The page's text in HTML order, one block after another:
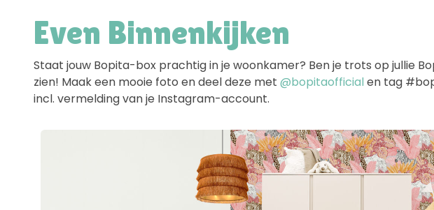
Even Binnenkijken
Staat jouw Bopita-box prachtig in je woonkamer? Ben je trots op jullie
zien! Maak een mooie foto en deel deze met @bopitaofficial en tag
incl. vermelding van je Instagram-account.